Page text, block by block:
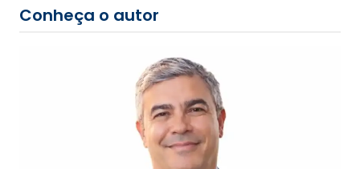
Conheça o autor